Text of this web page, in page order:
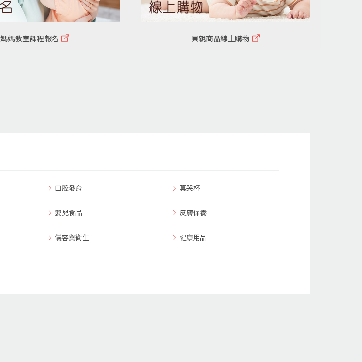
媽媽教室課程報名 貝親商品線上購物
口腔發育 莫哭杯
嬰兒食品 皮膚保養
儀容與衛生 健康用品